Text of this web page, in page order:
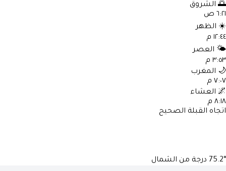
🌅 الشروق
٦:٢١ ص
☀️ الظهر
١٢:٤٤ م
🌤️ العصر
٣:٥٣ م
🌙 المغرب
٧:٠٧ م
🌌 العشاء
٨:١٨ م
اتجاه القبلة الصحيح
75.2° درجة من الشمال